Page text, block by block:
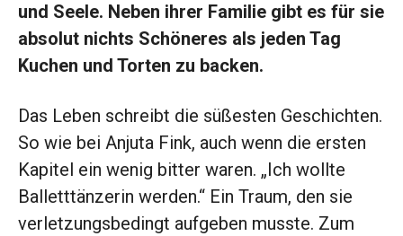
und Seele. Neben ihrer Familie gibt es für sie
absolut nichts Schöneres als jeden Tag
Kuchen und Torten zu backen.
Das Leben schreibt die süßesten Geschichten.
So wie bei Anjuta Fink, auch wenn die ersten
Kapitel ein wenig bitter waren. „Ich wollte
Balletttänzerin werden.“ Ein Traum, den sie
verletzungsbedingt aufgeben musste. Zum